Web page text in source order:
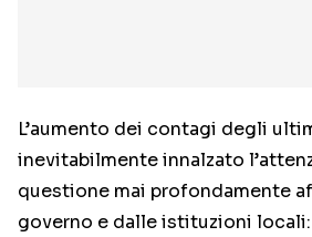
L’aumento dei contagi degli
inevitabilmente innalzato
questione mai profondamente
governo e dalle istituzioni